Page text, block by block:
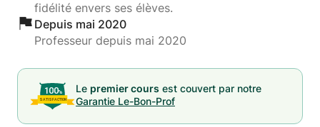
fidélité envers ses élèves.
Depuis mai 2020
Professeur depuis mai 2020
Le premier cours est couvert par notre
Garantie Le-Bon-Prof